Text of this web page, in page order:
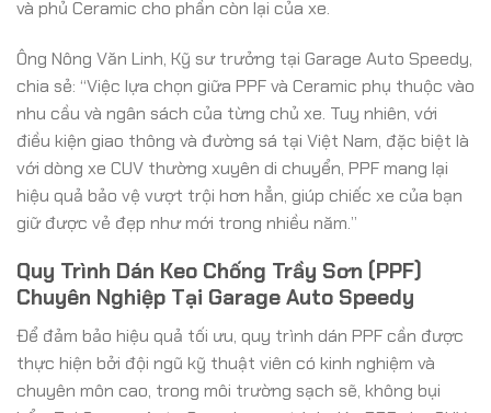
và phủ Ceramic cho phần còn lại của xe.
Ông Nông Văn Linh, Kỹ sư trưởng tại Garage Auto Speedy,
chia sẻ: “Việc lựa chọn giữa PPF và Ceramic phụ thuộc vào
nhu cầu và ngân sách của từng chủ xe. Tuy nhiên, với
điều kiện giao thông và đường sá tại Việt Nam, đặc biệt là
với dòng xe CUV thường xuyên di chuyển, PPF mang lại
hiệu quả bảo vệ vượt trội hơn hẳn, giúp chiếc xe của bạn
giữ được vẻ đẹp như mới trong nhiều năm.”
Quy Trình Dán Keo Chống Trầy Sơn (PPF)
Chuyên Nghiệp Tại Garage Auto Speedy
Để đảm bảo hiệu quả tối ưu, quy trình dán PPF cần được
thực hiện bởi đội ngũ kỹ thuật viên có kinh nghiệm và
chuyên môn cao, trong môi trường sạch sẽ, không bụi